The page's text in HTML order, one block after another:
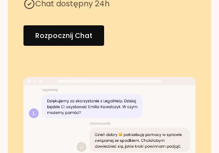
Chat dostępny 24h
Rozpocznij Chat